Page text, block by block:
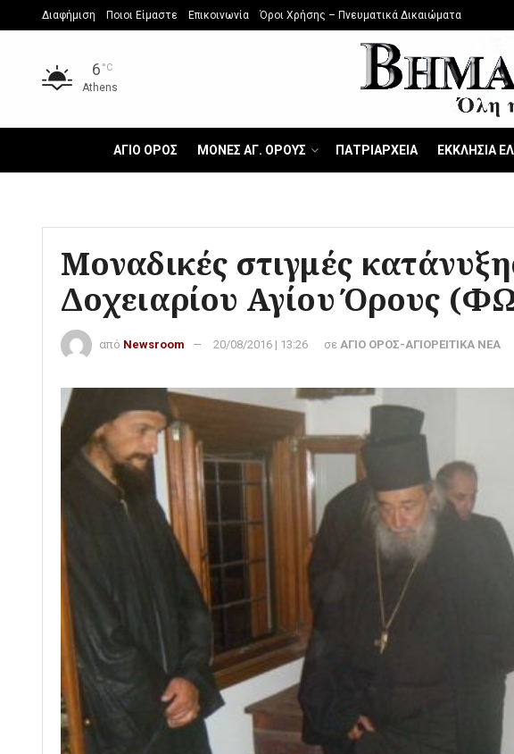
Διαφήμιση Ποιοι Είμαστε Επικοινωνία Όροι Χρήσης – Πνευματικά Δικαιώματα
6 °C
Athens
ΑΓΙΟ ΟΡΟΣ ΜΟΝΕΣ ΑΓ. ΟΡΟΥΣ ΠΑΤΡΙΑΡΧΕΙΑ ΕΚΚΛΗΣΙΑ
Μοναδικές στιγμές
Δοχειαρίου Αγίου Όρους
από Newsroom 20/08/2016 | 13:26 σε ΑΓΙΟ ΟΡΟΣ-ΑΓΙΟΡΕΙΤΙΚΑ ΝΕΑ